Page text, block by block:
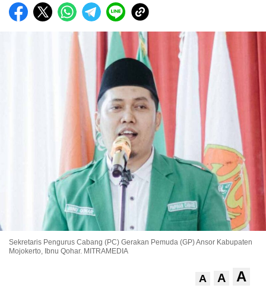
Sekretaris Pengurus Cabang (PC) Gerakan Pemuda (GP) Ansor Kabupaten
Mojokerto, Ibnu Qohar. MITRAMEDIA
A A A